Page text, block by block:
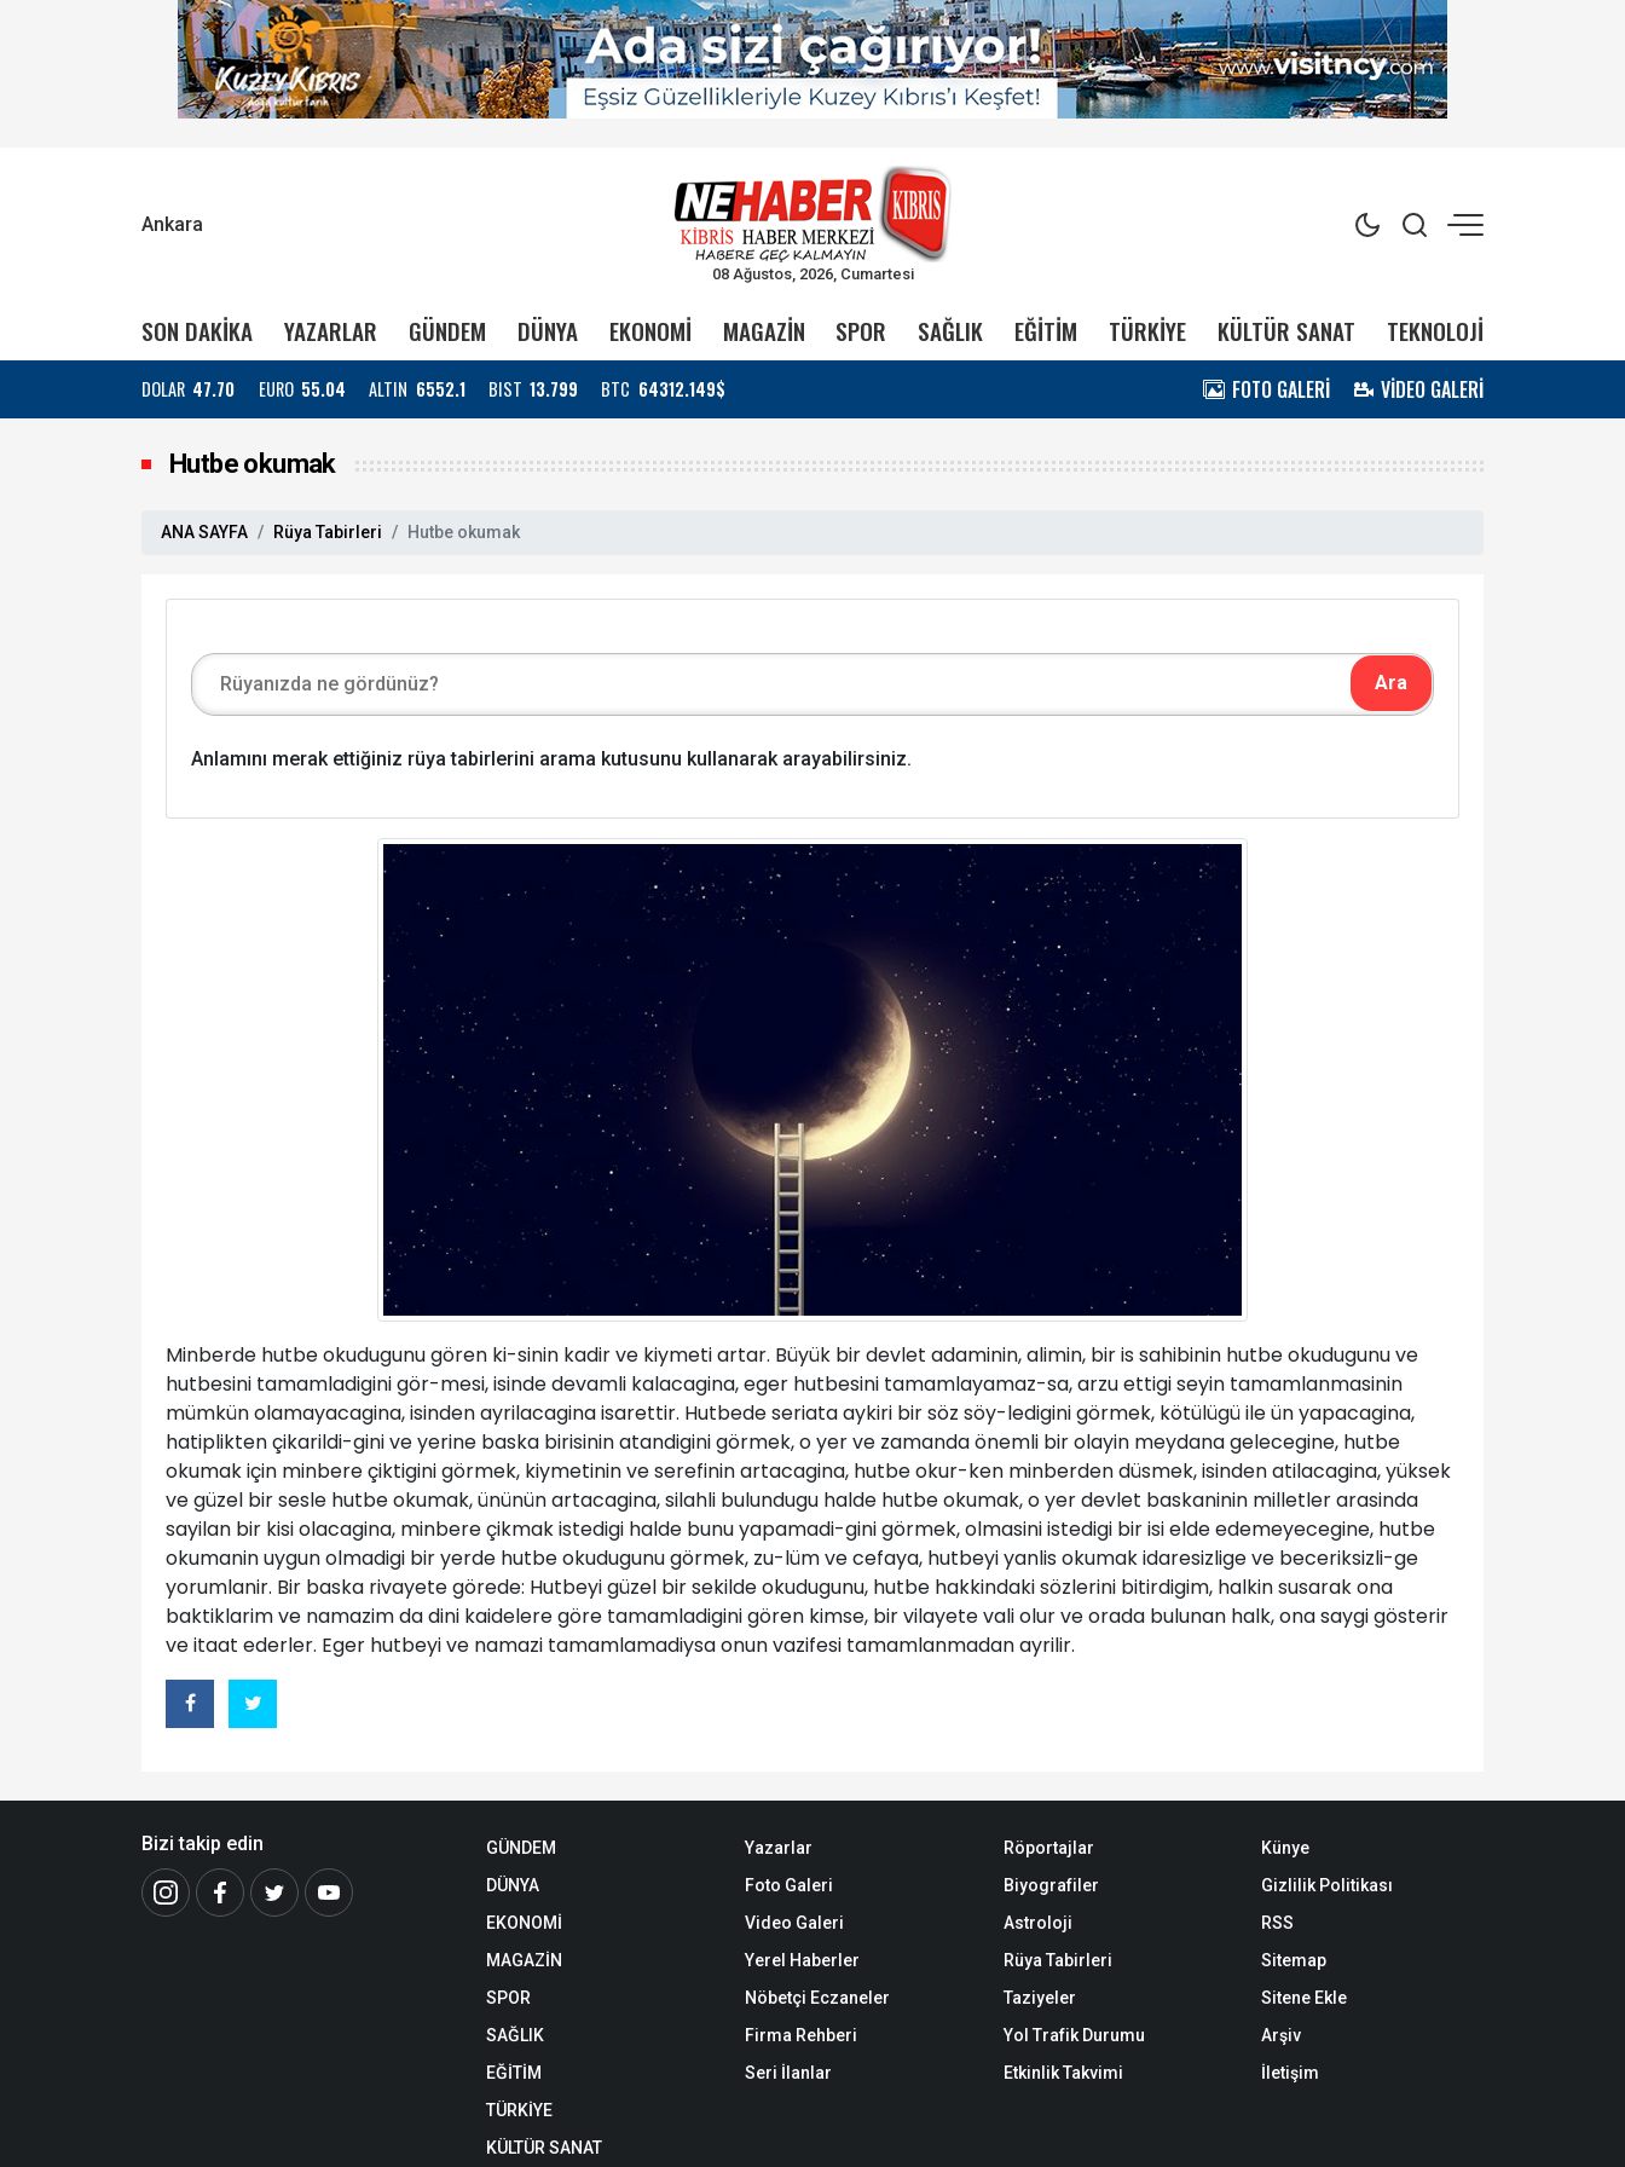
Ankara
08 Ağustos, 2026, Cumartesi
SON DAKİKA YAZARLAR GÜNDEM DÜNYA EKONOMİ MAGAZİN SPOR SAĞLIK EĞİTİM TÜRKİYE KÜLTÜR SANAT TEKNOLOJİ
DOLAR 47.70 EURO 55.04 ALTIN 6552.1 BIST 13.799 BTC 64312.149$ FOTO GALERİ VİDEO GALERİ
Hutbe okumak
ANA SAYFA Rüya Tabirleri Hutbe okumak
Anlamını merak ettiğiniz rüya tabirlerini arama kutusunu kullanarak arayabilirsiniz.
Minberde hutbe okudugunu gören ki-sinin kadir ve kiymeti artar. Büyük bir devlet adaminin, alimin, bir is sahibinin hutbe okudugunu ve
hutbesini tamamladigini gör-mesi, isinde devamli kalacagina, eger hutbesini tamamlayamaz-sa, arzu ettigi seyin tamamlanmasinin
mümkün olamayacagina, isinden ayrilacagina isarettir. Hutbede seriata aykiri bir söz söy-ledigini görmek, kötülügü ile ün yapacagina,
hatiplikten çikarildi-gini ve yerine baska birisinin atandigini görmek, o yer ve zamanda önemli bir olayin meydana gelecegine, hutbe
okumak için minbere çiktigini görmek, kiymetinin ve serefinin artacagina, hutbe okur-ken minberden düsmek, isinden atilacagina, yüksek
ve güzel bir sesle hutbe okumak, ününün artacagina, silahli bulundugu halde hutbe okumak, o yer devlet baskaninin milletler arasinda
sayilan bir kisi olacagina, minbere çikmak istedigi halde bunu yapamadi-gini görmek, olmasini istedigi bir isi elde edemeyecegine, hutbe
okumanin uygun olmadigi bir yerde hutbe okudugunu görmek, zu-lüm ve cefaya, hutbeyi yanlis okumak idaresizlige ve beceriksizli-ge
yorumlanir. Bir baska rivayete görede: Hutbeyi güzel bir sekilde okudugunu, hutbe hakkindaki sözlerini bitirdigim, halkin susarak ona
baktiklarim ve namazim da dini kaidelere göre tamamladigini gören kimse, bir vilayete vali olur ve orada bulunan halk, ona saygi gösterir
ve itaat ederler. Eger hutbeyi ve namazi tamamlamadiysa onun vazifesi tamamlanmadan ayrilir.
Bizi takip edin
GÜNDEM
DÜNYA
EKONOMİ
MAGAZİN
SPOR
SAĞLIK
EĞİTİM
TÜRKİYE
KÜLTÜR SANAT
Yazarlar
Foto Galeri
Video Galeri
Yerel Haberler
Nöbetçi Eczaneler
Firma Rehberi
Seri İlanlar
Röportajlar
Biyografiler
Astroloji
Rüya Tabirleri
Taziyeler
Yol Trafik Durumu
Etkinlik Takvimi
Künye
Gizlilik Politikası
RSS
Sitemap
Sitene Ekle
Arşiv
İletişim